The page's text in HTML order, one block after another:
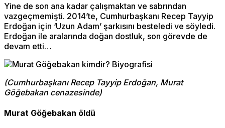
Yine de son ana kadar çalışmaktan ve sabrından
vazgeçmemişti. 2014’te, Cumhurbaşkanı Recep Tayyip
Erdoğan için ‘Uzun Adam’ şarkısını besteledi ve söyledi.
Erdoğan ile aralarında doğan dostluk, son görevde de
devam etti…
(Cumhurbaşkanı Recep Tayyip Erdoğan, Murat
Göğebakan cenazesinde)
Murat Göğebakan öldü